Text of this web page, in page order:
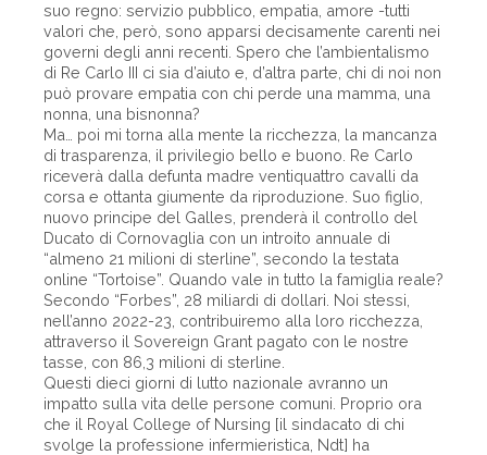
suo regno: servizio pubblico, empatia, amore -tutti
valori che, però, sono apparsi decisamente carenti nei
governi degli anni recenti. Spero che l’ambientalismo
di Re Carlo III ci sia d’aiuto e, d’altra parte, chi di noi non
può provare empatia con chi perde una mamma, una
nonna, una bisnonna?
Ma… poi mi torna alla mente la ricchezza, la mancanza
di trasparenza, il privilegio bello e buono. Re Carlo
riceverà dalla defunta madre ventiquattro cavalli da
corsa e ottanta giumente da riproduzione. Suo figlio,
nuovo principe del Galles, prenderà il controllo del
Ducato di Cornovaglia con un introito annuale di
“almeno 21 milioni di sterline”, secondo la testata
online “Tortoise”. Quando vale in tutto la famiglia reale?
Secondo “Forbes”, 28 miliardi di dollari. Noi stessi,
nell’anno 2022-23, contribuiremo alla loro ricchezza,
attraverso il Sovereign Grant pagato con le nostre
tasse, con 86,3 milioni di sterline.
Questi dieci giorni di lutto nazionale avranno un
impatto sulla vita delle persone comuni. Proprio ora
che il Royal College of Nursing [il sindacato di chi
svolge la professione infermieristica, Ndt] ha